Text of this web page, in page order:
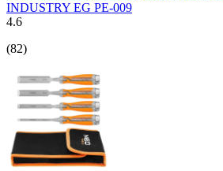
INDUSTRY EG PE-009
4.6
(82)